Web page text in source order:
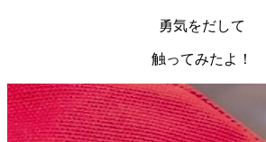
勇気をだして
触ってみたよ！